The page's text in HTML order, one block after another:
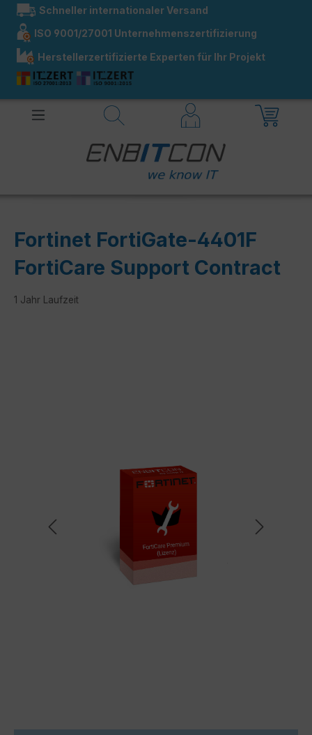
springen
Schneller internationaler Versand
ISO 9001/27001 Unternehmenszertifizierung
Herstellerzertifizierte Experten für Ihr Projekt
Fortinet FortiGate-4401F
FortiCare Support Contract
1 Jahr Laufzeit